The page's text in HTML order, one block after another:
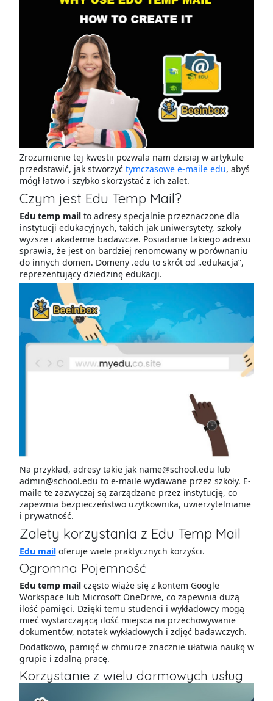
Zrozumienie tej kwestii pozwala nam dzisiaj w artykule
przedstawić, jak stworzyć tymczasowe e-maile edu, abyś
mógł łatwo i szybko skorzystać z ich zalet.
Czym jest Edu Temp Mail?
Edu temp mailto adresy specjalnie przeznaczone dla
instytucji edukacyjnych, takich jak uniwersytety, szkoły
wyższe i akademie badawcze. Posiadanie takiego adresu
sprawia, że jest on bardziej renomowany w porównaniu
do innych domen. Domeny .edu to skrót od „edukacja”,
reprezentujący dziedzinę edukacji.
Na przykład, adresy takie jak name@school.edu lub
admin@school.edu to e-maile wydawane przez szkoły. E-
maile te zazwyczaj są zarządzane przez instytucję, co
zapewnia bezpieczeństwo użytkownika, uwierzytelnianie
i prywatność.
Zalety korzystania z Edu Temp Mail
Edu mailoferuje wiele praktycznych korzyści.
Ogromna Pojemność
Edu temp mailczęsto wiąże się z kontem Google
Workspace lub Microsoft OneDrive, co zapewnia dużą
ilość pamięci. Dzięki temu studenci i wykładowcy mogą
mieć wystarczającą ilość miejsca na przechowywanie
dokumentów, notatek wykładowych i zdjęć badawczych.
Dodatkowo, pamięć w chmurze znacznie ułatwia naukę w
grupie i zdalną pracę.
Korzystanie z wielu darmowych usług